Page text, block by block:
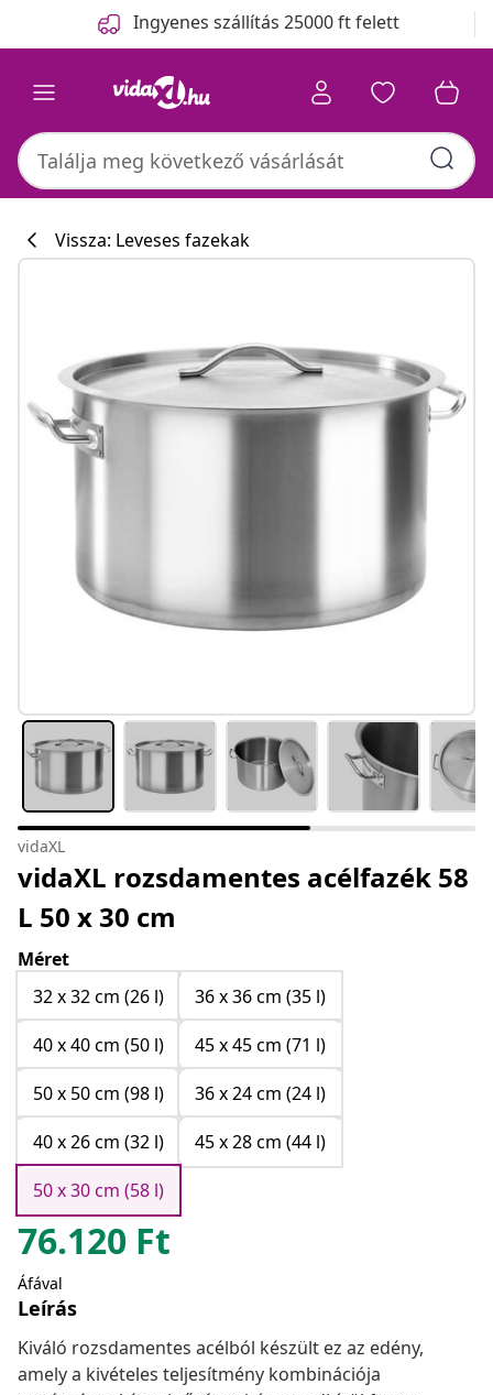
Ingyenes szállítás 25000 ft felett
Vissza: Leveses fazekak
vidaXL
vidaXL rozsdamentes acélfazék 58
L 50 x 30 cm
Méret
32 x 32 cm (26 l)
36 x 36 cm (35 l)
40 x 40 cm (50 l)
45 x 45 cm (71 l)
50 x 50 cm (98 l)
36 x 24 cm (24 l)
40 x 26 cm (32 l)
45 x 28 cm (44 l)
50 x 30 cm (58 l)
76.120 Ft
Áfával
Leírás
Kiváló rozsdamentes acélból készült ez az edény,
amely a kivételes teljesítmény kombinációja